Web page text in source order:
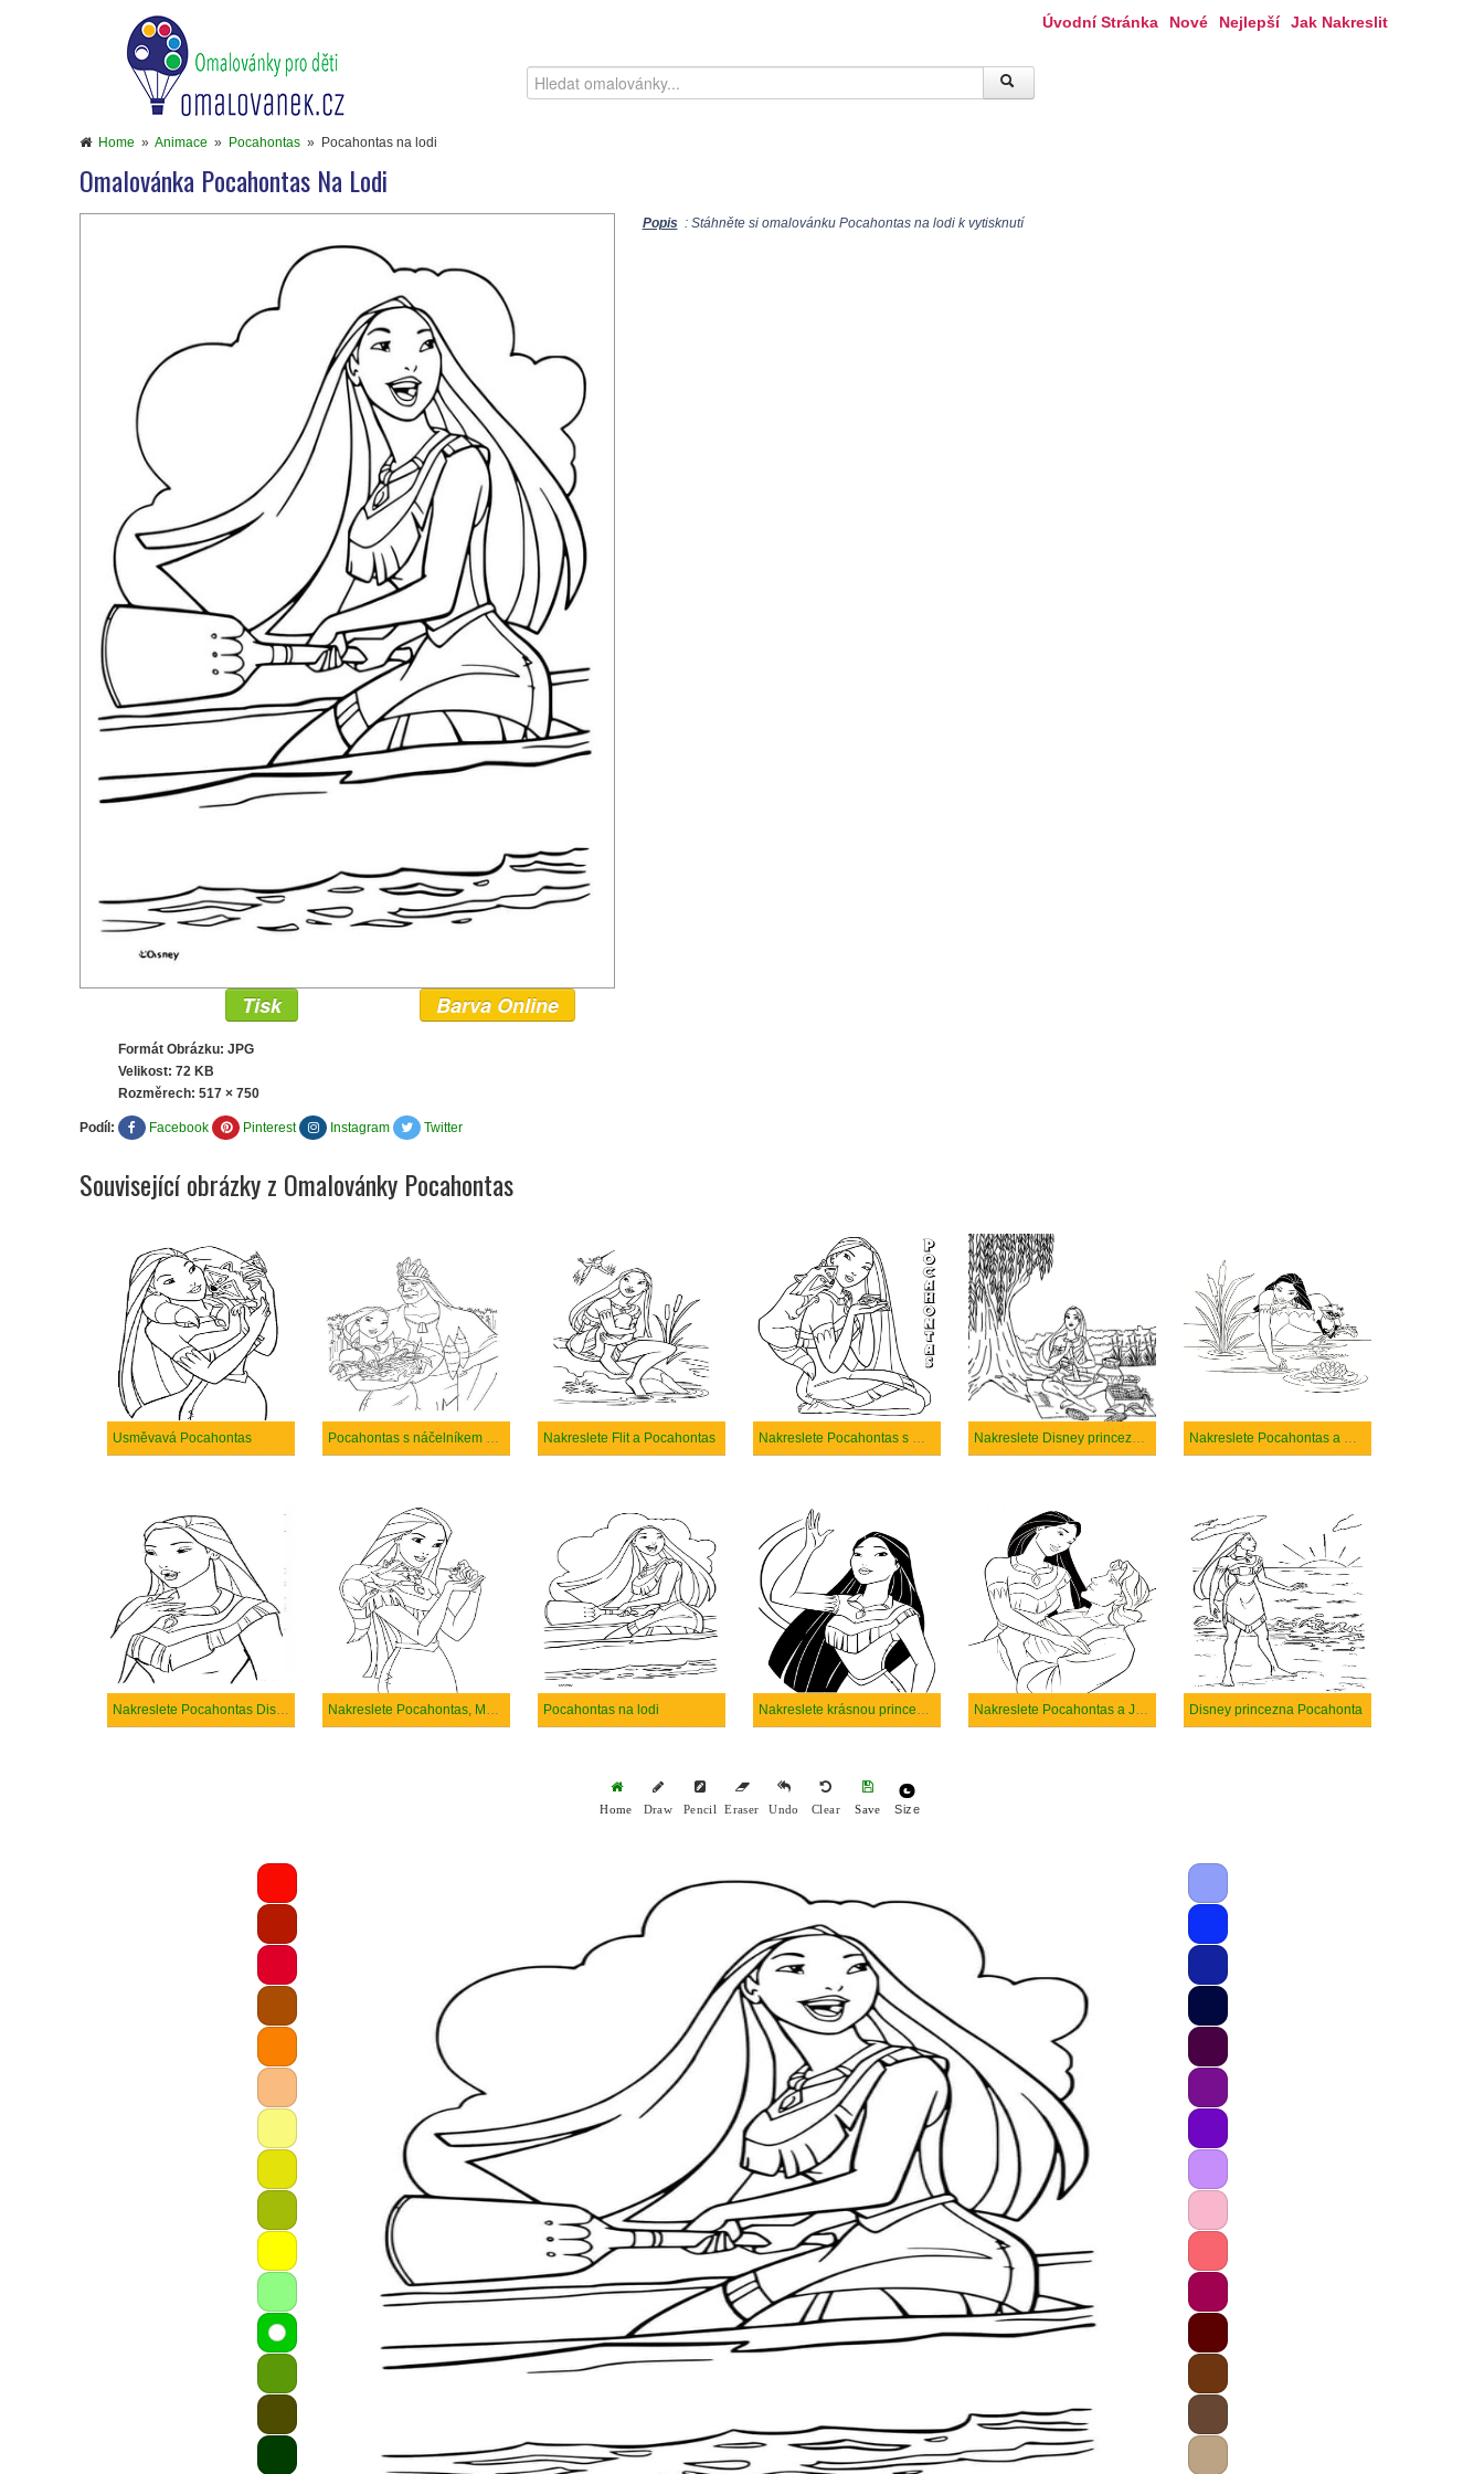
Úvodní Stránka Nové Nejlepší Jak Nakreslit
Home » Animace » Pocahontas » Pocahontas na lodi
Omalovánka Pocahontas Na Lodi
Popis : Stáhněte si omalovánku Pocahontas na lodi k vytisknutí
Tisk Barva Online
Formát Obrázku: JPG
Velikost: 72 KB
Rozměrech: 517 × 750
Podíl: Facebook Pinterest Instagram Twitter
Související obrázky z Omalovánky Pocahontas
Usměvavá Pocahontas Pocahontas s náčelníkem Powhatanem Nakreslete Flit a Pocahontas Nakreslete Pocahontas s Meeko Nakreslete Disney princeznu Pocahontas Nakreslete Pocahontas a Meeko
Nakreslete Pocahontas Disney Nakreslete Pocahontas, Meeko a Flit Pocahontas na lodi Nakreslete krásnou princeznu Pocahontas Nakreslete Pocahontas a John Smith Disney princezna Pocahonta
Home Draw Pencil Eraser Undo Clear Save Size